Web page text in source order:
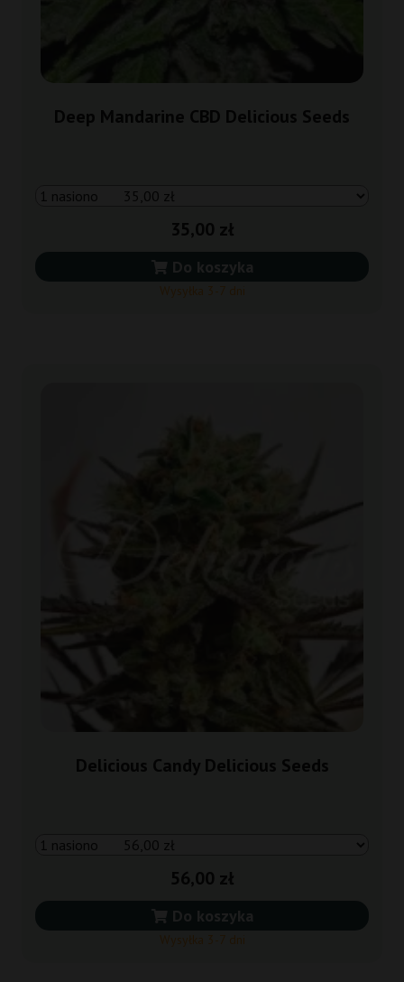
Deep Mandarine CBD Delicious Seeds
35,00 zł
Do koszyka
Wysyłka 3-7 dni
Delicious Candy Delicious Seeds
56,00 zł
Do koszyka
Wysyłka 3-7 dni